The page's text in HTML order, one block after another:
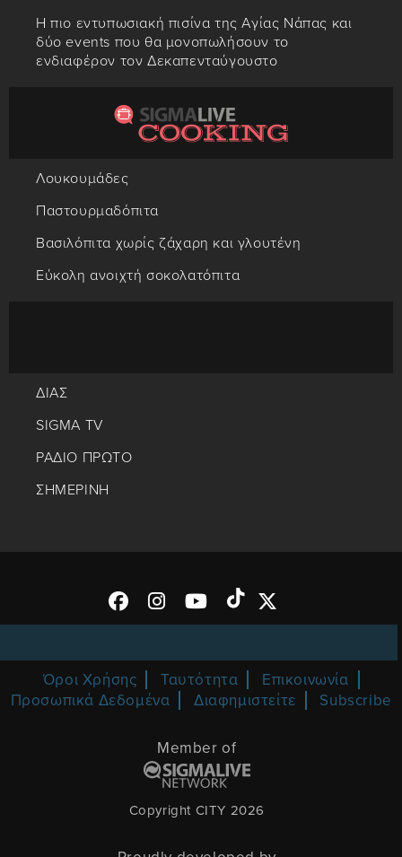
Η πιο εντυπωσιακή πισίνα της Αγίας Νάπας και
δύο events που θα μονοπωλήσουν το
ενδιαφέρον τον Δεκαπενταύγουστο
Λουκουμάδες
Παστουρμαδόπιτα
Βασιλόπιτα χωρίς ζάχαρη και γλουτένη
Εύκολη ανοιχτή σοκολατόπιτα
ΔΙΑΣ
SIGMA TV
ΡΑΔΙΟ ΠΡΩΤΟ
ΣΗΜΕΡΙΝΗ
Όροι Χρήσης Ταυτότητα
Επικοινωνία
Προσωπικά Δεδομένα
Διαφημιστείτε Subscribe
Member of
Copyright CITY 2026